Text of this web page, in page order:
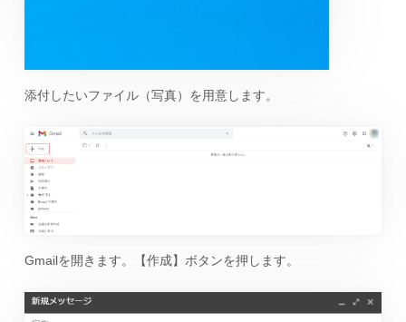
添付したいファイル（写真）を用意します。
Gmailを開きます。【作成】ボタンを押します。